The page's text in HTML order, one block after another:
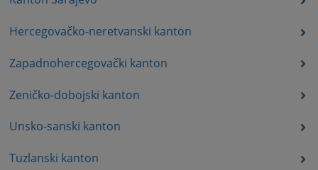
Hercegovačko-neretvanski kanton
Zapadnohercegovački kanton
Zeničko-dobojski kanton
Unsko-sanski kanton
Tuzlanski kanton